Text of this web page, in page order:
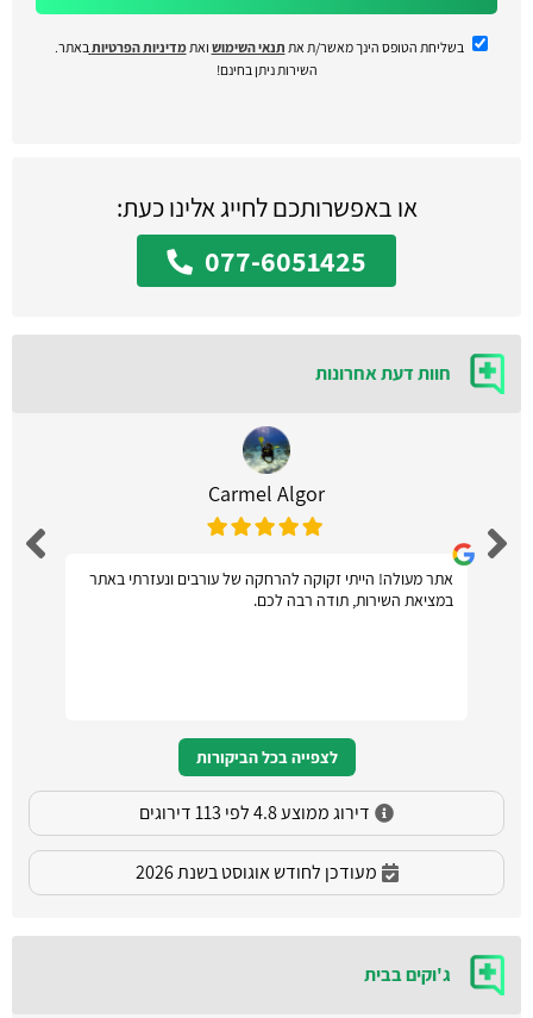
בשליחת הטופס הינך מאשר/ת את תנאי השימוש ואתמדיניות הפרטיות באתר.
השירות ניתן בחינם!
או באפשרותכם לחייג אלינו כעת:
077-6051425
חוות דעת אחרונות
Carmel Algor
אתר מעולה! הייתי זקוקה להרחקה של עורבים ונעזרתי באתר
במציאת השירות, תודה רבה לכם.
לצפייה בכל הביקורות
דירוג ממוצע 4.8 לפי 113 דירוגים
מעודכן לחודש אוגוסט בשנת 2026
ג'וקים בבית